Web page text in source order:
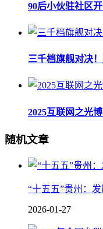
90后小伙驻社区
三千档旗舰对决
2025互联网之光
随机文章
“十五五”贵州：
2026-01-27